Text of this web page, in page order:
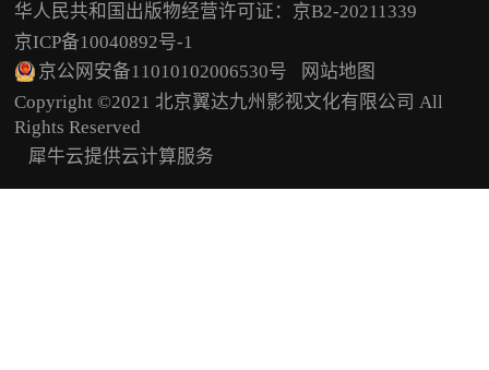
华人民共和国出版物经营许可证：京B2-20211339
京ICP备10040892号-1
京公网安备11010102006530号
网站地图
Copyright ©2021 北京翼达九州影视文化有限公司 All
Rights Reserved
犀牛云提供云计算服务